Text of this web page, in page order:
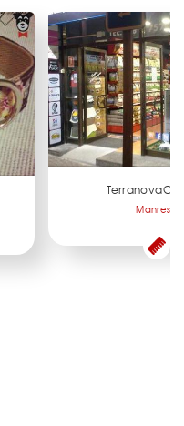
Manresa